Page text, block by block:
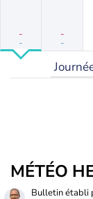
-
-
-
-
MÉTÉO
Bulletin établi